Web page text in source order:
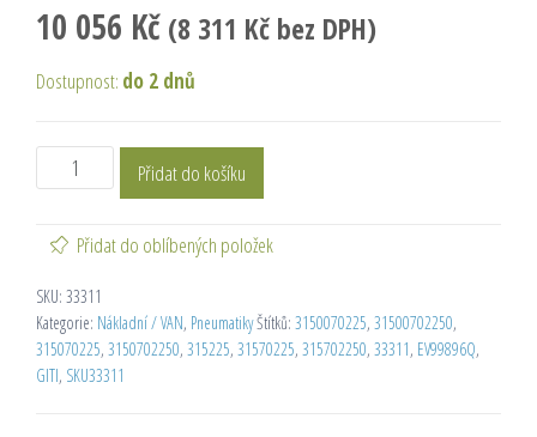
10 056 Kč (8 311 Kč bez DPH)
Dostupnost: do 2 dnů
Přidat do košíku
Přidat do oblíbených položek
SKU: 33311
Kategorie: Nákladní / VAN, PneumatikyŠtítků: 3150070225, 31500702250,
315070225, 3150702250, 315225, 31570225, 315702250, 33311, EV99896Q,
GITI, SKU33311